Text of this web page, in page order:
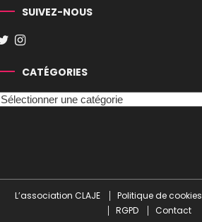
SUIVEZ-NOUS
CATÉGORIES
L’association CLAJE Politique de cookies
RGPD
Contact